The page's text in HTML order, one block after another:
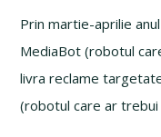
Prin martie-aprilie
MediaBot (robotul
livra reclame
(robotul care ar trebui